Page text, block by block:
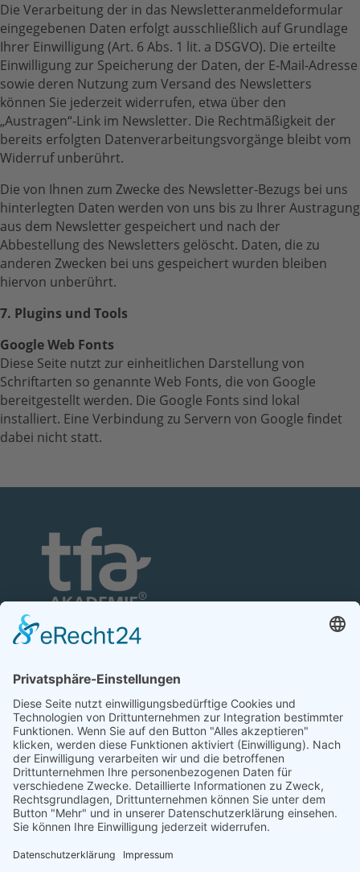
Die Verarbeitung der in das Newsletteranmeldeformular
eingegebenen Daten erfolgt ausschließlich auf Grundlage
Ihrer Einwilligung (Art. 6 Abs. 1 lit. a DSGVO). Die erteilte
Einwilligung zur Speicherung der Daten, der E-Mail-Adresse
sowie deren Nutzung zum Versand des Newsletters
können Sie jederzeit widerrufen, etwa über den
„Austragen“-Link im Newsletter. Die Rechtmäßigkeit der
bereits erfolgten Datenverarbeitungsvorgänge bleibt vom
Widerruf unberührt.
Die von Ihnen zum Zwecke des Newsletter-Bezugs bei uns
hinterlegten Daten werden von uns bis zu Ihrer Austragung
aus dem Newsletter gespeichert und nach der
Abbestellung des Newsletters gelöscht. Daten, die zu
anderen Zwecken bei uns gespeichert wurden bleiben
hiervon unberührt.
7. Plugins und Tools
Google Web Fonts
Diese Seite nutzt zur einheitlichen Darstellung von
Schriftarten so genannte Web Fonts, die von Google
bereitgestellt werden. Die Google Fonts sind lokal
installiert. Eine Verbindung zu Servern von Google findet
dabei nicht statt.
Nonnenhofer Straße 24/26
17033 Neubrandenburg
Telefon: 0395 35 88 100
Telefax: 0395 35 88 111
E-Mail:neubrandenburg@tfa-akademie.de
Rechtliches
Teilnahmebedingungen
Impressum